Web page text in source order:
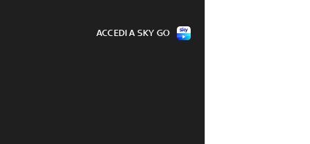
ACCEDI A SKY GO